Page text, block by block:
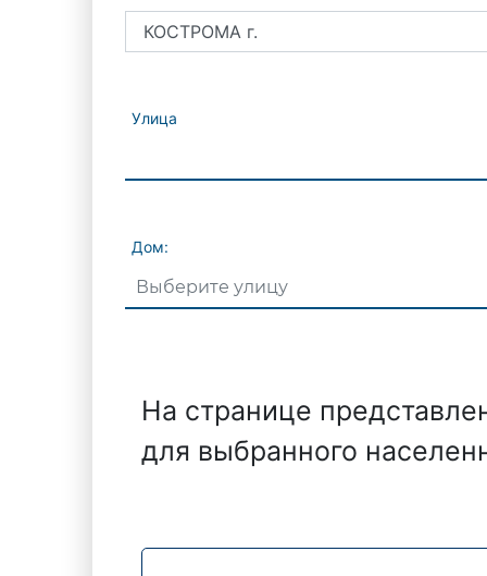
Улица
Дом:
На странице
для выбранного